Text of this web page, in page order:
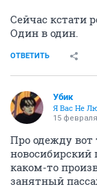
Сейчас кстати
Один в один.
ОТВЕТИТЬ
Убик
Я Вас Не
15
Про одежду вот
новосибирский
каком-то
занятный